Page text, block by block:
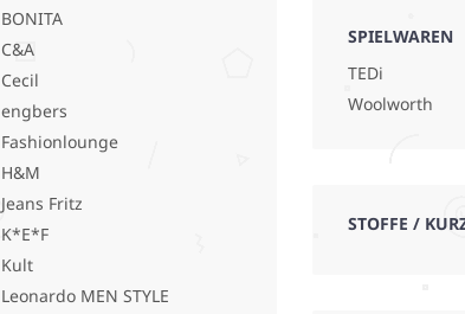
BONITA
C&A
Cecil
engbers
Fashionlounge
H&M
Jeans Fritz
K*E*F
Kult
Leonardo MEN STYLE
SPIELWAREN
TEDi
Woolworth
STOFFE /